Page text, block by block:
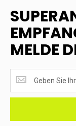
MELDE
EMPFANGEN?
<br>MELDE